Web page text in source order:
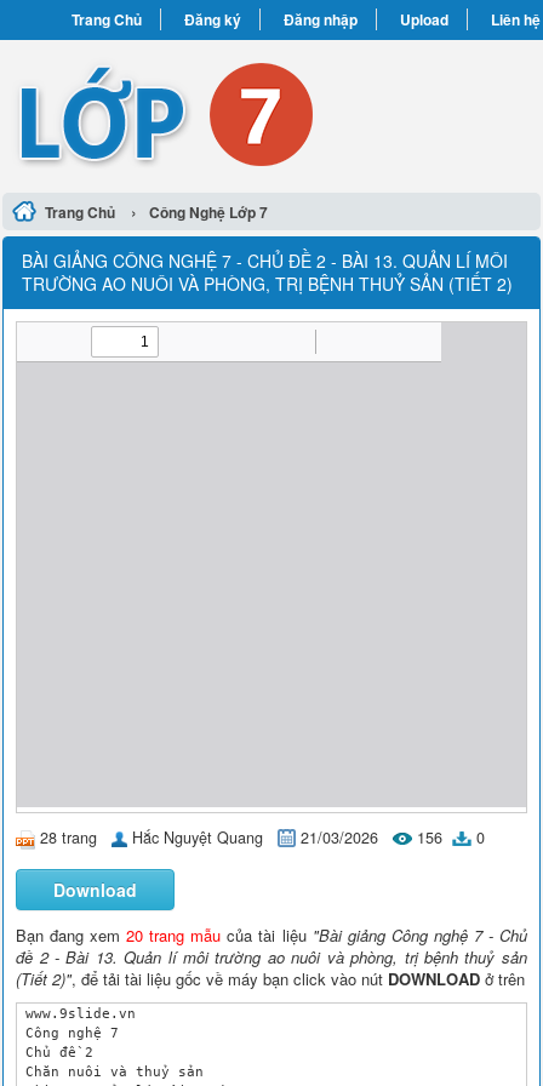
Trang Chủ Đăng ký Đăng nhập Upload Liên hệ
Trang Chủ › Công Nghệ Lớp 7
BÀI GIẢNG CÔNG NGHỆ 7 - CHỦ ĐỀ 2 - BÀI 13. QUẢN LÍ MÔI
TRƯỜNG AO NUÔI VÀ PHÒNG, TRỊ BỆNH THUỶ SẢN (TIẾT 2)
28 trang Hắc Nguyệt Quang 21/03/2026 156 0
Download
Bạn đang xem20 trang mẫu của tài liệu "Bài giảng Công nghệ 7 - Chủ
đề 2 - Bài 13. Quản lí môi trường ao nuôi và phòng, trị bệnh thuỷ sản
(Tiết 2)", để tải tài liệu gốc về máy bạn click vào nút DOWNLOAD ở trên
www.9slide.vn
Công nghệ 7
Chủ đề 2
Chăn nuôi và thuỷ sản